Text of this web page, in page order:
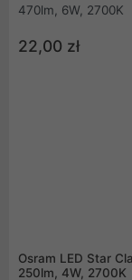
470lm, 6W, 2700K
22,00 zł
Osram LED Star
250lm, 4W, 2700K